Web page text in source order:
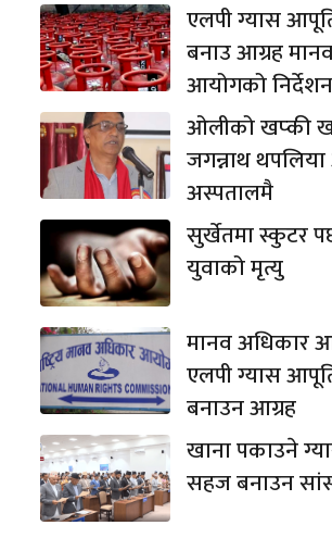
एलपी ग्यास
बनाउ आग्रह
आयोगको निर्देशन
ओलीको खप्की
जगन्नाथ
अस्पतालमै
सुर्खेतमा स्कुटर
युवाको मृत्यु
मानव अधिकार
एलपी ग्यास
बनाउन आग्रह
खाना पकाउने
सहज बनाउन